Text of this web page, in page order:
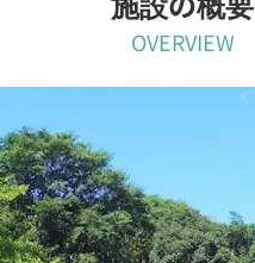
OVERVIEW